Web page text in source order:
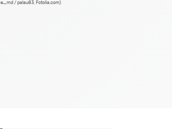
/ palau83, Fotolia.com)